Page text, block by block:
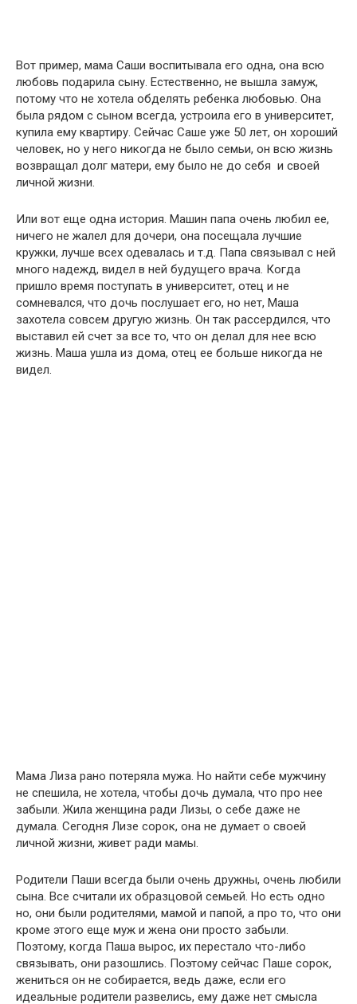
Вот пример, мама Саши воспитывала его одна, она всю
любовь подарила сыну. Естественно, не вышла замуж,
потому что не хотела обделять ребенка любовью. Она
была рядом с сыном всегда, устроила его в университет,
купила ему квартиру. Сейчас Саше уже 50 лет, он хороший
человек, но у него никогда не было семьи, он всю жизнь
возвращал долг матери, ему было не до себя и своей
личной жизни.
Или вот еще одна история. Машин папа очень любил ее,
ничего не жалел для дочери, она посещала лучшие
кружки, лучше всех одевалась и т.д. Папа связывал с ней
много надежд, видел в ней будущего врача. Когда
пришло время поступать в университет, отец и не
сомневался, что дочь послушает его, но нет, Маша
захотела совсем другую жизнь. Он так рассердился, что
выставил ей счет за все то, что он делал для нее всю
жизнь. Маша ушла из дома, отец ее больше никогда не
видел.
Мама Лиза рано потеряла мужа. Но найти себе мужчину
не спешила, не хотела, чтобы дочь думала, что про нее
забыли. Жила женщина ради Лизы, о себе даже не
думала. Сегодня Лизе сорок, она не думает о своей
личной жизни, живет ради мамы.
Родители Паши всегда были очень дружны, очень любили
сына. Все считали их образцовой семьей. Но есть одно
но, они были родителями, мамой и папой, а про то, что они
кроме этого еще муж и жена они просто забыли.
Поэтому, когда Паша вырос, их перестало что-либо
связывать, они разошлись. Поэтому сейчас Паше сорок,
жениться он не собирается, ведь даже, если его
идеальные родители развелись, ему даже нет смысла